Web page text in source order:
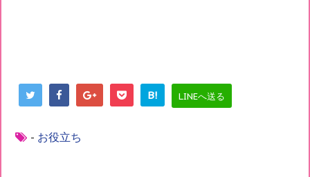
B! LINEへ送る
- お役立ち